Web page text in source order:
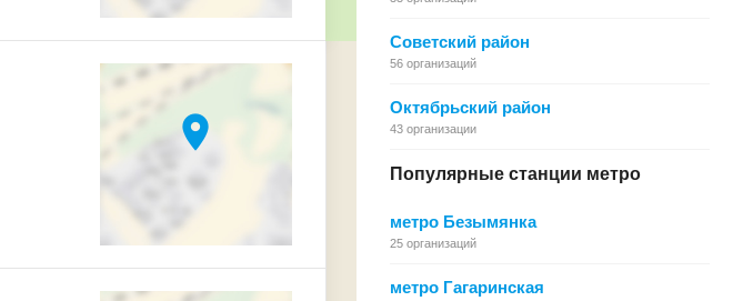
location_on
Советский район
56 организаций
Октябрьский район
43 организации
Популярные станции метро
метро Безымянка
25 организаций
метро Гагаринская